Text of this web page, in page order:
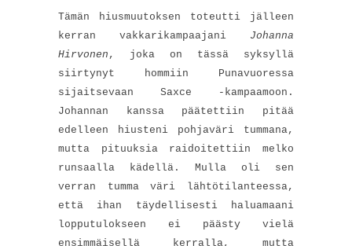
Tämän hiusmuutoksen toteutti jälleen
kerran vakkarikampaajani Johanna
Hirvonen , joka on tässä syksyllä
siirtynyt hommiin Punavuoressa
sijaitsevaan Saxce -kampaamoon.
Johannan kanssa päätettiin pitää
edelleen hiusteni pohjaväri tummana,
mutta pituuksia raidoitettiin melko
runsaalla kädellä. Mulla oli sen
verran tumma väri lähtötilanteessa,
että ihan täydellisesti haluamaani
lopputulokseen ei päästy vielä
ensimmäisellä kerralla, mutta